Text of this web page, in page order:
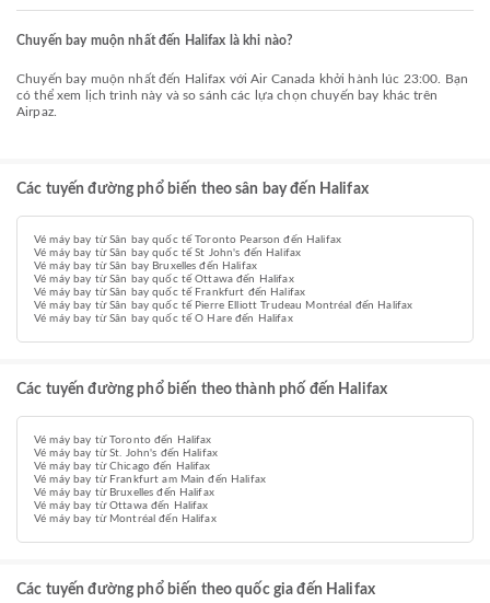
Chuyến bay muộn nhất đến Halifax là khi nào?
Chuyến bay muộn nhất đến Halifax với Air Canada khởi hành lúc 23:00. Bạn
có thể xem lịch trình này và so sánh các lựa chọn chuyến bay khác trên
Airpaz.
Các tuyến đường phổ biến theo sân bay đến Halifax
Vé máy bay từ Sân bay quốc tế Toronto Pearson đến Halifax
Vé máy bay từ Sân bay quốc tế St John's đến Halifax
Vé máy bay từ Sân bay Bruxelles đến Halifax
Vé máy bay từ Sân bay quốc tế Ottawa đến Halifax
Vé máy bay từ Sân bay quốc tế Frankfurt đến Halifax
Vé máy bay từ Sân bay quốc tế Pierre Elliott Trudeau Montréal đến Halifax
Vé máy bay từ Sân bay quốc tế O Hare đến Halifax
Các tuyến đường phổ biến theo thành phố đến Halifax
Vé máy bay từ Toronto đến Halifax
Vé máy bay từ St. John's đến Halifax
Vé máy bay từ Chicago đến Halifax
Vé máy bay từ Frankfurt am Main đến Halifax
Vé máy bay từ Bruxelles đến Halifax
Vé máy bay từ Ottawa đến Halifax
Vé máy bay từ Montréal đến Halifax
Các tuyến đường phổ biến theo quốc gia đến Halifax